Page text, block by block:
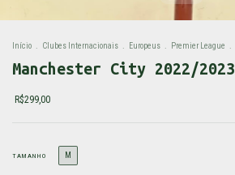
Início . Clubes Internacionais . Europeus . Premier League .
Manchester City 2022/2023
R$299,00
TAMANHO M